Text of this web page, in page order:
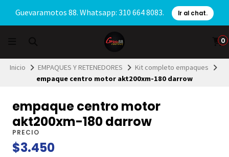
Guevaramotos 88. Whatsapp: 310 664 8083. Ir al chat.
0
Inicio EMPAQUES Y RETENEDORES
Kit completo empaques
empaque centro motor akt200xm-180 darrow
empaque centro motor
akt200xm-180 darrow
PRECIO
$3.450